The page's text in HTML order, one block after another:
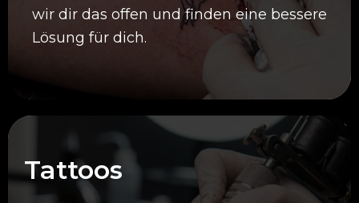
wir dir das offen und finden eine bessere
Lösung für dich.
Tattoos